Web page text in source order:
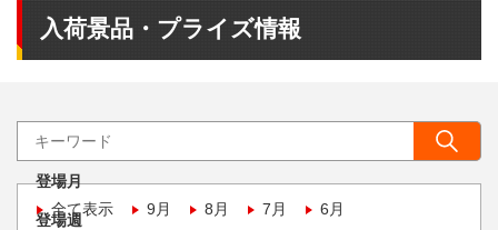
入荷景品・プライズ情報
登場月
全て表示
9月 8月 7月 6月
登場週